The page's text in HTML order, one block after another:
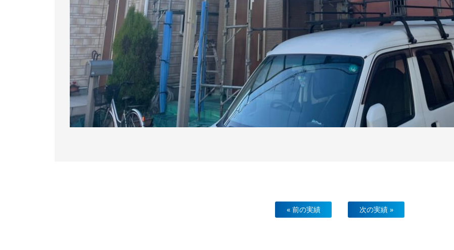
« 前の実績 次の実績 »